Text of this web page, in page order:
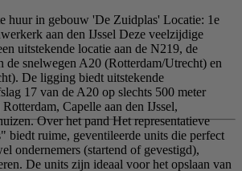
huur in gebouw 'De Zuidplas' Locatie: 1e
aan den IJssel Deze veelzijdige
uitstekende locatie aan de N219, de
de snelwegen A20 (Rotterdam/Utrecht) en
De ligging biedt uitstekende
17 van de A20 op slechts 500 meter
Capelle aan den IJssel,
Over het pand Het representatieve
biedt ruime, geventileerde units die perfect
ondernemers (startend of gevestigd),
De units zijn ideaal voor het opslaan van